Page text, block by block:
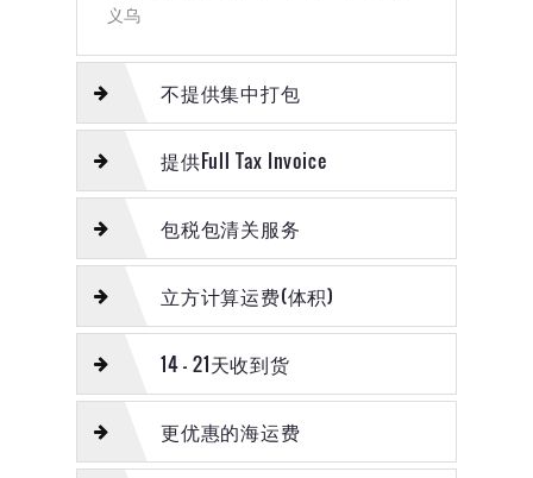
义乌
不提供集中打包
提供Full Tax Invoice
包税包清关服务
立方计算运费(体积)
14 - 21天收到货
更优惠的海运费